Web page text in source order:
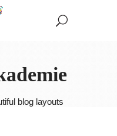
blog layouts